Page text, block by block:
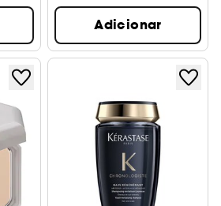
Adicionar